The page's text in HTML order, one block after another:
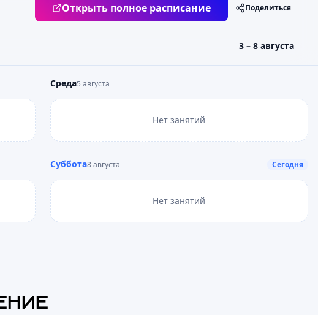
Открыть полное расписание Поделиться
3 – 8 августа
Среда5 августа
Нет занятий
Суббота8 августа Сегодня
Нет занятий